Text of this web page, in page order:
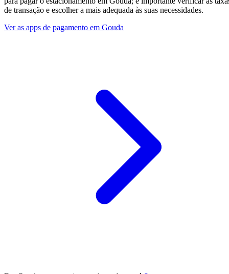
de transação e escolher a mais adequada às suas necessidades.
Ver as apps de pagamento em Gouda